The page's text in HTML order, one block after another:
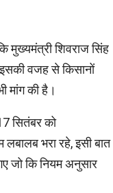
मुख्यमंत्री शिवराज सिंह
वजह से किसानों
मांग की है।
सितंबर को
भरा रहे, इसी बात
जो कि नियम अनुसार